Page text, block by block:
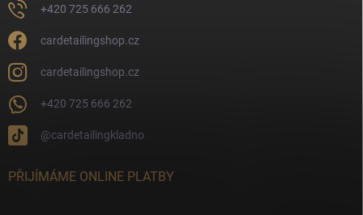
+420 725 666 262
cardetailingshop.cz
cardetailingshop.cz
+420 725 666 262
@cardetailingkladno
PŘIJÍMÁME ONLINE PLATBY